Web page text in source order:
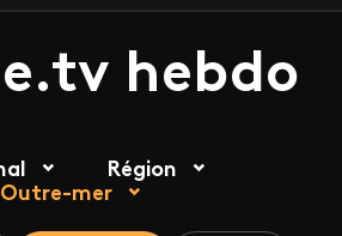
hebdo
Région
Outre-mer